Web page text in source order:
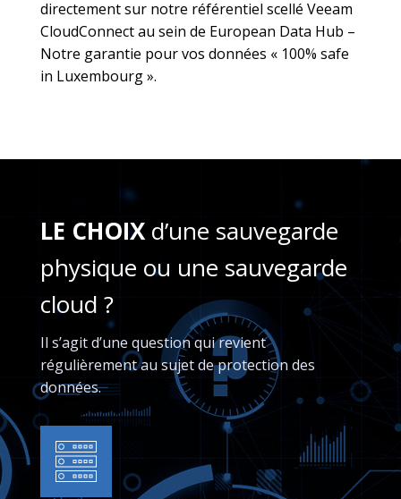
directement sur notre référentiel scellé Veeam
CloudConnect au sein de European Data Hub –
Notre garantie pour vos données « 100% safe
in Luxembourg ».
LE CHOIXd’une sauvegarde
physique ou une sauvegarde
cloud ?
Il s’agit d’une question qui revient
régulièrement au sujet de protection des
données.